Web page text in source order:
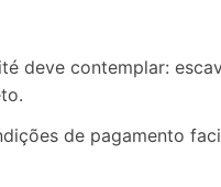
deve contemplar:
de pagamento